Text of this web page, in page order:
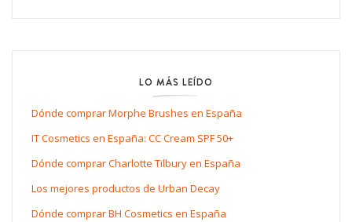
LO MÁS LEÍDO
Dónde comprar Morphe Brushes en España
IT Cosmetics en España: CC Cream SPF 50+
Dónde comprar Charlotte Tilbury en España
Los mejores productos de Urban Decay
Dónde comprar BH Cosmetics en España